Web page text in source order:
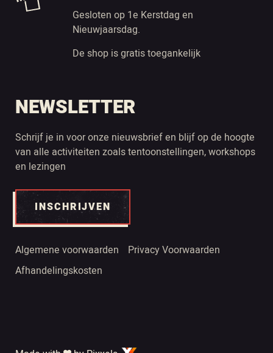
Gesloten op 1e Kerstdag en
Nieuwjaarsdag.
De shop is gratis toegankelijk
NEWSLETTER
Schrijf je in voor onze nieuwsbrief en blijf op de hoogte
van alle activiteiten zoals tentoonstellingen, workshops
en lezingen
INSCHRIJVEN
Algemene voorwaarden
Privacy Voorwaarden
Afhandelingskosten